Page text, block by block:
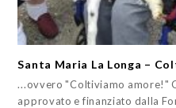
Santa Maria La Longa –
...ovvero "Coltiviamo amore!"
approvato e finanziato dalla